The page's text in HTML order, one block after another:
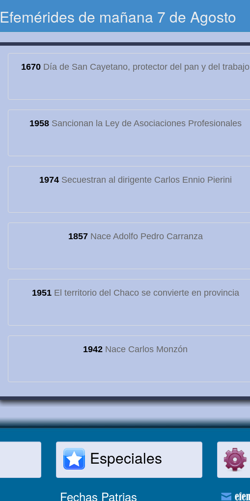
Efemérides de mañana 7 de Agosto
1670 Día de San Cayetano, protector del pan y del trabajo
1958Sancionan la Ley de Asociaciones Profesionales
1974Secuestran al dirigente Carlos Ennio Pierini
1857Nace Adolfo Pedro Carranza
1951El territorio del Chaco se convierte en provincia
1942 Nace Carlos Monzón
Especiales
Fechas Patrias